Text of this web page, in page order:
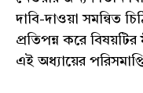
দাবি-দাওয়া সমন্বিত
প্রতিপন্ন করে
এই অধ্যায়ের